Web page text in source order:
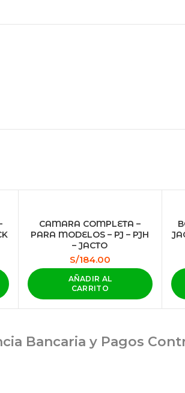
CAMARA COMPLETA –
PARA MODELOS – PJ – PJH
– JACTO
S/184.00
AÑADIR AL
CARRITO
Bancaria y Pagos